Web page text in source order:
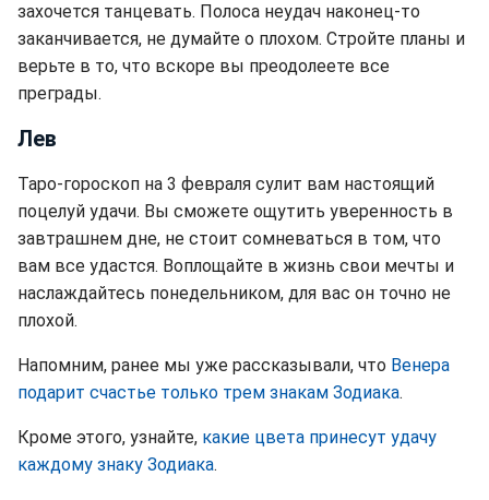
захочется танцевать. Полоса неудач наконец-то
заканчивается, не думайте о плохом. Стройте планы и
верьте в то, что вскоре вы преодолеете все
преграды.
Лев
Таро-гороскоп на 3 февраля сулит вам настоящий
поцелуй удачи. Вы сможете ощутить уверенность в
завтрашнем дне, не стоит сомневаться в том, что
вам все удастся. Воплощайте в жизнь свои мечты и
наслаждайтесь понедельником, для вас он точно не
плохой.
Напомним, ранее мы уже рассказывали, что Венера
подарит счастье только трем знакам Зодиака.
Кроме этого, узнайте, какие цвета принесут удачу
каждому знаку Зодиака.